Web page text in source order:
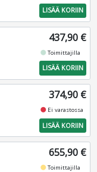
LISÄÄ KORIIN
437,90 €
fiber_manual_recordToimittajilla
LISÄÄ KORIIN
374,90 €
fiber_manual_record Ei varastossa
LISÄÄ KORIIN
655,90 €
fiber_manual_recordToimittajilla